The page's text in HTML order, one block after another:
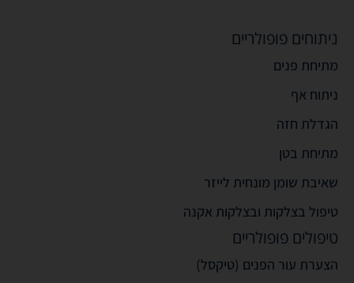
ניתוחים פופולריים
מתיחת פנים
ניתוח אף
הגדלת חזה
מתיחת בטן
שאיבת שומן מונחית לייזר
טיפול בצלקות ובצלקות אקנה
טיפולים פופולריים
הצערת עור הפנים (טיקסל)